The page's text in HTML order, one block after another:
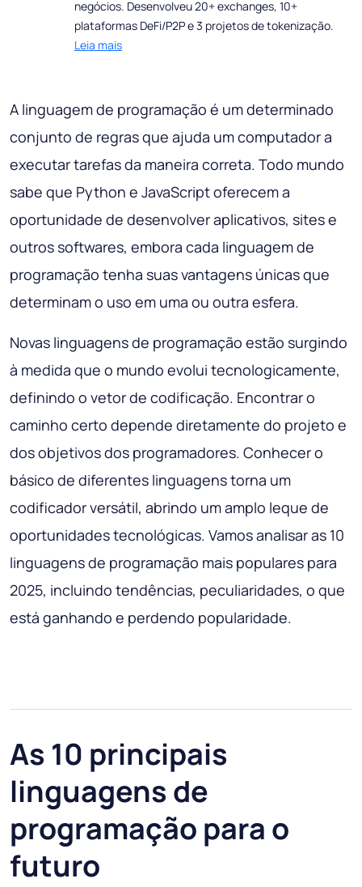
negócios. Desenvolveu 20+ exchanges, 10+
plataformas DeFi/P2P e 3 projetos de tokenização.
Leia mais
A linguagem de programação é um determinado
conjunto de regras que ajuda um computador a
executar tarefas da maneira correta. Todo mundo
sabe que Python e JavaScript oferecem a
oportunidade de desenvolver aplicativos, sites e
outros softwares, embora cada linguagem de
programação tenha suas vantagens únicas que
determinam o uso em uma ou outra esfera.
Novas linguagens de programação estão surgindo
à medida que o mundo evolui tecnologicamente,
definindo o vetor de codificação. Encontrar o
caminho certo depende diretamente do projeto e
dos objetivos dos programadores. Conhecer o
básico de diferentes linguagens torna um
codificador versátil, abrindo um amplo leque de
oportunidades tecnológicas. Vamos analisar as 10
linguagens de programação mais populares para
2025, incluindo tendências, peculiaridades, o que
está ganhando e perdendo popularidade.
As 10 principais
linguagens de
programação para o
futuro